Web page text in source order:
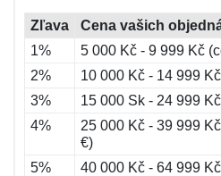
Zľava
Cena vašich
1%
5 000 Kč - 9 999 Kč
2%
10 000 Kč - 14 999
3%
15 000 Sk - 24 999
4%
25 000 Kč - 39 999
€)
5%
40 000 Kč - 64 999